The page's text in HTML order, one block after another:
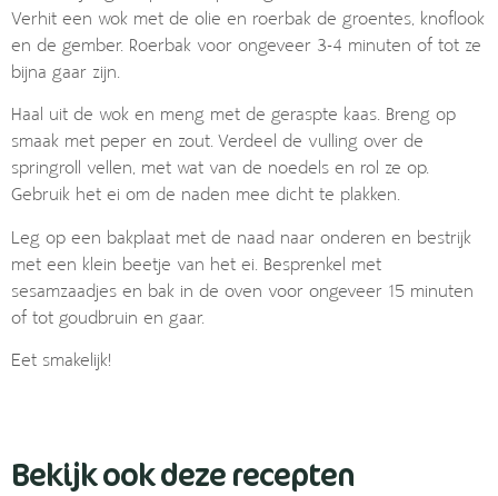
Verhit een wok met de olie en roerbak de groentes, knoflook
en de gember. Roerbak voor ongeveer 3-4 minuten of tot ze
bijna gaar zijn.
Haal uit de wok en meng met de geraspte kaas. Breng op
smaak met peper en zout. Verdeel de vulling over de
springroll vellen, met wat van de noedels en rol ze op.
Gebruik het ei om de naden mee dicht te plakken.
Leg op een bakplaat met de naad naar onderen en bestrijk
met een klein beetje van het ei. Besprenkel met
sesamzaadjes en bak in de oven voor ongeveer 15 minuten
of tot goudbruin en gaar.
Eet smakelijk!
Bekijk ook deze recepten